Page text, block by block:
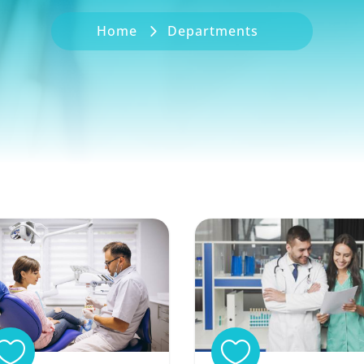
Home Departments
